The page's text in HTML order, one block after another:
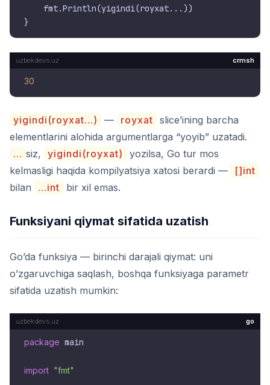
    fmt.Println(yigindi(royxat...))
crmsh
30
yigindi(royxat...) — royxat slice’ining barcha
elementlarini alohida argumentlarga “yoyib” uzatadi.
... siz, yigindi(royxat)
yozilsa, Go tur mos
kelmasligi haqida kompilyatsiya xatosi berardi —
[]int
bilan
...int bir xil emas.
Funksiyani qiymat sifatida uzatish
Go’da funksiya — birinchi darajali qiymat: uni
o’zgaruvchiga saqlash, boshqa funksiyaga parametr
sifatida uzatish mumkin:
go
package main
import "fmt"